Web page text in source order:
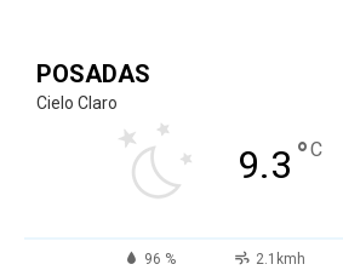
POSADAS
Cielo Claro
9.3 °C
96 % 2.1kmh